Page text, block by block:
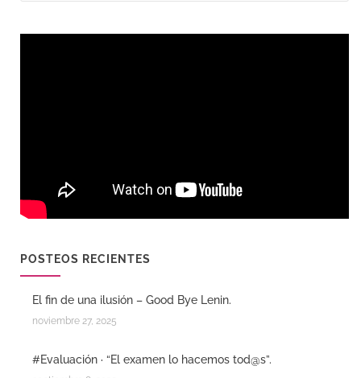
POSTEOS RECIENTES
El fin de una ilusión – Good Bye Lenin.
noviembre 27, 2025
#Evaluación · “El examen lo hacemos tod@s”.